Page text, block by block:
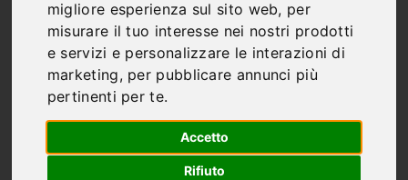
migliore esperienza sul sito web, per
misurare il tuo interesse nei nostri prodotti
e servizi e personalizzare le interazioni di
marketing, per pubblicare annunci più
pertinenti per te.
Accetto
Rifiuto
probabili formazioni:
derby pesantissimo tra
assenze, cambi tattici e
rientri importanti